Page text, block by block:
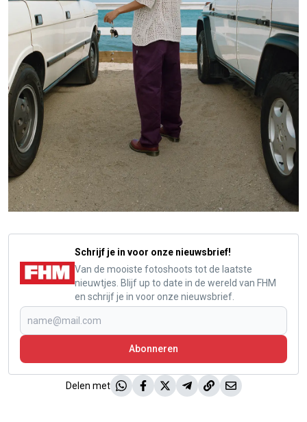
Schrijf je in voor onze nieuwsbrief!
Van de mooiste fotoshoots tot de laatste
nieuwtjes. Blijf up to date in de wereld van FHM
en schrijf je in voor onze nieuwsbrief.
Abonneren
Delen met